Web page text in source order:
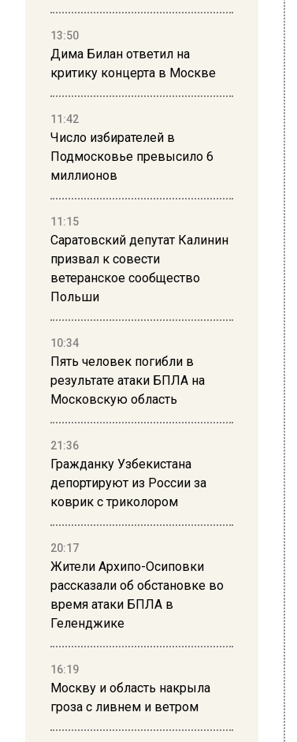
13:50
Дима Билан ответил на
критику концерта в Москве
11:42
Число избирателей в
Подмосковье превысило 6
миллионов
11:15
Саратовский депутат Калинин
призвал к совести
ветеранское сообщество
Польши
10:34
Пять человек погибли в
результате атаки БПЛА на
Московскую область
21:36
Гражданку Узбекистана
депортируют из России за
коврик с триколором
20:17
Жители Архипо-Осиповки
рассказали об обстановке во
время атаки БПЛА в
Геленджике
16:19
Москву и область накрыла
гроза с ливнем и ветром